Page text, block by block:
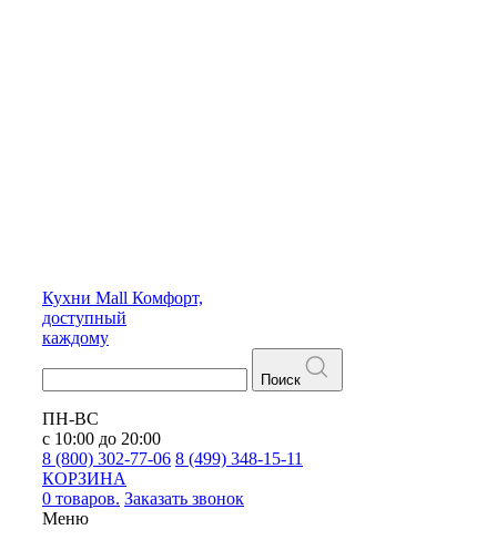
Кухни Mall Комфорт,
доступный
каждому
Поиск
ПН-ВС
с 10:00 до 20:00
8 (800) 302-77-06 8 (499) 348-15-11
КОРЗИНА
0 товаров. Заказать звонок
Меню